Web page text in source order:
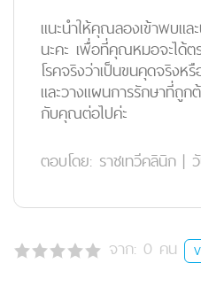
แนะนำให้คุณลองเข้าพบแ
นะคะ เพื่อที่คุณหมอจะได้
โรคจริงว่าเป็นขนคุดจริง
และวางแผนการรักษาที่ถูก
กับคุณต่อไปค่ะ
ตอบโดย: ราชเทวีคลินิก |
จาก: 0 คน